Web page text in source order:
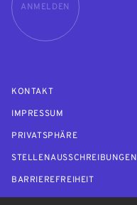
ANMELDEN
KONTAKT
IMPRESSUM
PRIVATSPHÄRE
STELLENAUSSCHREIBUNGEN
BARRIEREFREIHEIT